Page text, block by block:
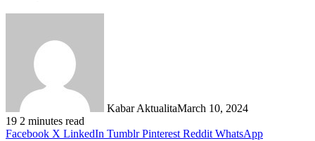
Kabar AktualitaMarch 10, 2024
19 2 minutes read
Facebook X LinkedIn Tumblr Pinterest Reddit WhatsApp